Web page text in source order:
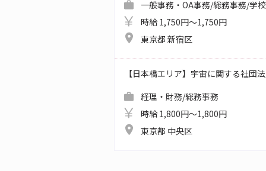
一般事務・OA事務/総務事務/学
時給 1,750円～1,750円
東京都 新宿区
【日本橋エリア】宇宙に関する社団
経理・財務/総務事務
時給 1,800円～1,800円
東京都 中央区